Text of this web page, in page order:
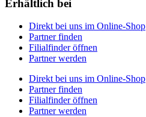
Erhältlich bei
Direkt bei uns im Online-Shop
Partner finden
Filialfinder öffnen
Partner werden
Direkt bei uns im Online-Shop
Partner finden
Filialfinder öffnen
Partner werden